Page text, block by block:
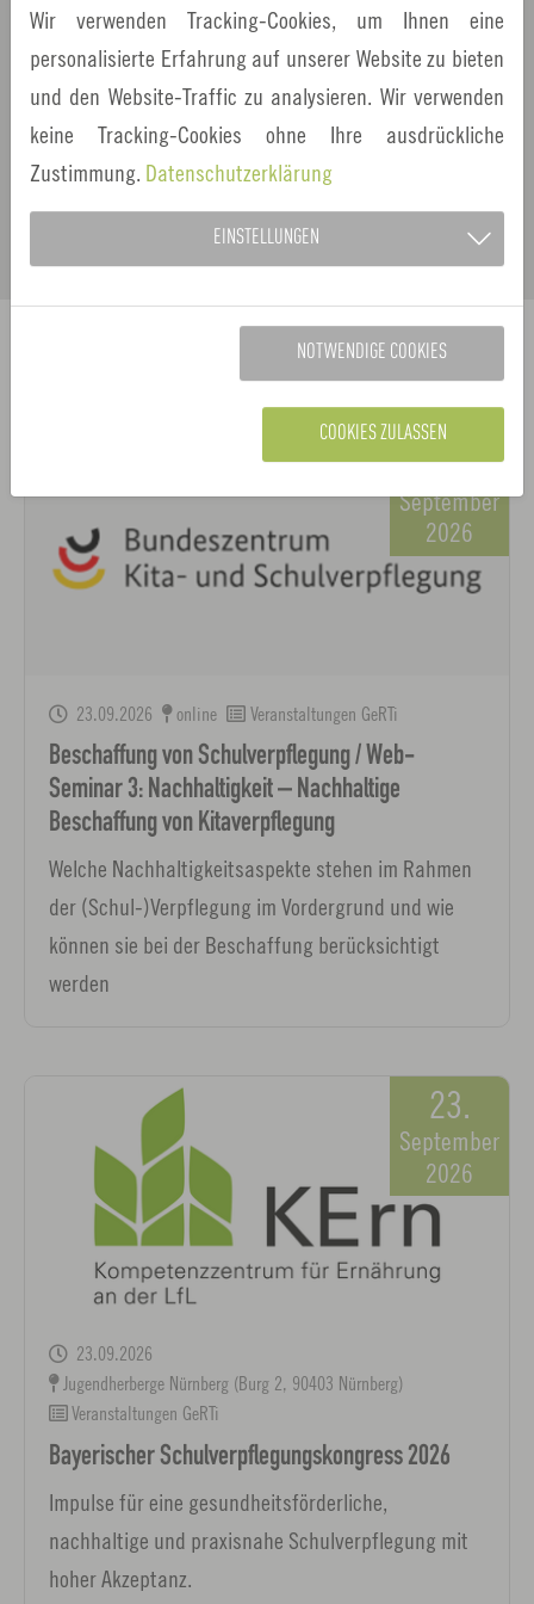
Altmühlfranken gemeinsam mit zahlreichen
Partnern zum 4. Tag der…
1 2 3 4
Veranstaltungen
23.
September
2026
23.09.2026 online Veranstaltungen GeRTi
Beschaffung von Schulverpflegung / Web-
Seminar 3: Nachhaltigkeit – Nachhaltige
Beschaffung von Kitaverpflegung
Welche Nachhaltigkeitsaspekte stehen im Rahmen
der (Schul-)Verpflegung im Vordergrund und wie
können sie bei der Beschaffung berücksichtigt
werden
23.
September
2026
23.09.2026
Jugendherberge Nürnberg (Burg 2, 90403 Nürnberg)
Veranstaltungen GeRTi
Bayerischer Schulverpflegungskongress 2026
Impulse für eine gesundheitsförderliche,
nachhaltige und praxisnahe Schulverpflegung mit
hoher Akzeptanz.
Wir verwenden Tracking-Cookies, um Ihnen eine
personalisierte Erfahrung auf unserer Website zu bieten
und den Website-Traffic zu analysieren. Wir verwenden
keine Tracking-Cookies ohne Ihre ausdrückliche
Zustimmung. Datenschutzerklärung
EINSTELLUNGEN
NOTWENDIGE COOKIES
COOKIES ZULASSEN